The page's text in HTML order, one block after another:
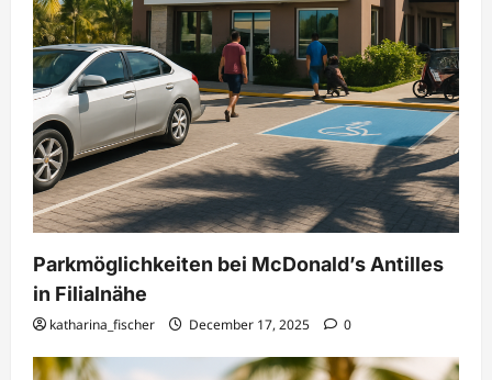
Parkmöglichkeiten bei McDonald’s Antilles
in Filialnähe
katharina_fischer December 17, 2025 0